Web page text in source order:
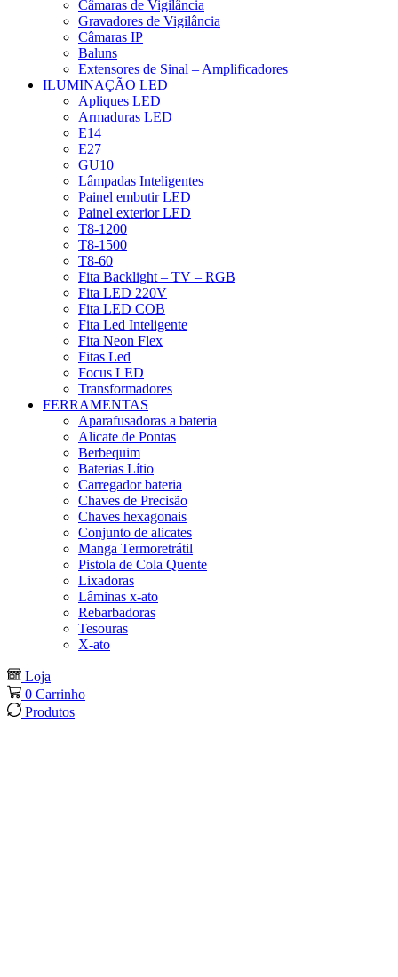
Câmaras de Vigilância
Gravadores de Vigilância
Câmaras IP
Baluns
Extensores de Sinal – Amplificadores
ILUMINAÇÃO LED
Apliques LED
Armaduras LED
E14
E27
GU10
Lâmpadas Inteligentes
Painel embutir LED
Painel exterior LED
T8-1200
T8-1500
T8-60
Fita Backlight – TV – RGB
Fita LED 220V
Fita LED COB
Fita Led Inteligente
Fita Neon Flex
Fitas Led
Focus LED
Transformadores
FERRAMENTAS
Aparafusadoras a bateria
Alicate de Pontas
Berbequim
Baterias Lítio
Carregador bateria
Chaves de Precisão
Chaves hexagonais
Conjunto de alicates
Manga Termoretrátil
Pistola de Cola Quente
Lixadoras
Lâminas x-ato
Rebarbadoras
Tesouras
X-ato
Loja
0 Carrinho
Produtos